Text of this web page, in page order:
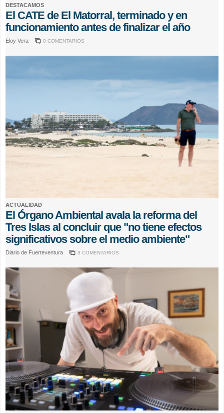
DESTACAMOS
El CATE de El Matorral, terminado y en
funcionamiento antes de finalizar el año
Eloy Vera 0 COMENTARIOS
ACTUALIDAD
El Órgano Ambiental avala la reforma del
Tres Islas al concluir que "no tiene efectos
significativos sobre el medio ambiente"
Diario de Fuerteventura 3 COMENTARIOS